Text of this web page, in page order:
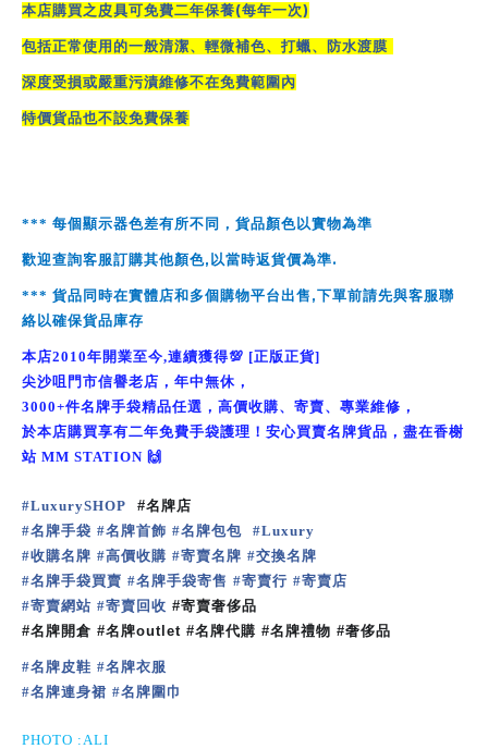
本店購買之 皮具可免費二年保養(每年一次)
包括正常使用的一般清潔、輕微補色、打蠟、防水渡膜
深度受損或嚴重污漬維修不在免費範圍內
特價貨品也不設免費保養
*** 每個顯示器色差有所不同，貨品顏色以實物為準
歡迎查詢客服訂購其他顏色, 以當時返貨價為準.
*** 貨品同時在實體店和多個購物平台出售 ,下單前請先與客服聯
絡以確保貨品庫存
本店2010年開業至今,連續獲得💯 [正版正貨]
尖沙咀門市信譽老店，年中無休，
3000+件名牌手袋精品任選，高價收購、寄賣、專業維修，
於本店購買享有二年免費手袋護理！安心買賣名牌貨品，盡在香榭
站 MM STATION 🙌
#LuxurySHOP #名牌店
#名牌手袋 #名牌首飾 #名牌包包 #Luxury
#收購名牌 #高價收購 #寄賣名牌 #交換名牌
#名牌手袋買賣 #名牌手袋寄售 #寄賣行 #寄賣店
#寄賣網站 #寄賣回收 #寄賣奢侈品
#名牌開倉 #名牌outlet #名牌代購 #名牌禮物 #奢侈品
#名牌皮鞋 #名牌衣服
#名牌連身裙 #名牌圍巾
PHOTO :ALI